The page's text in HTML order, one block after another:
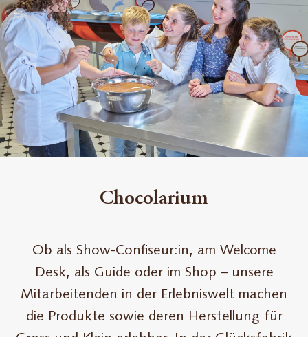
Chocolarium
Ob als Show-Confiseur:in, am Welcome
Desk, als Guide oder im Shop – unsere
Mitarbeitenden in der Erlebniswelt machen
die Produkte sowie deren Herstellung für